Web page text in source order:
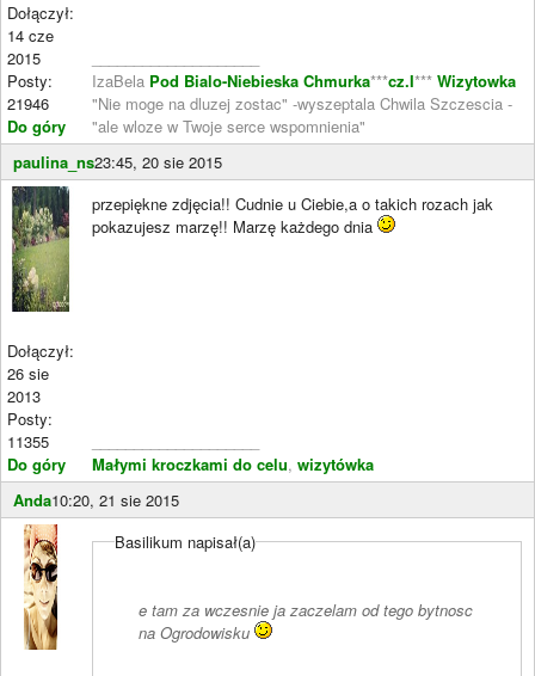
Dołączył:
14 cze
2015
Posty:
21946
Do góry
IzaBela Pod Bialo-Niebieska Chmurka***cz.I*** Wizytowka
"Nie moge na dluzej zostac" -wyszeptala Chwila Szczescia -
"ale wloze w Twoje serce wspomnienia"
paulina_ns23:45, 20 sie 2015
Dołączył:
26 sie
2013
Posty:
11355
Do góry
przepiękne zdjęcia!! Cudnie u Ciebie,a o takich rozach jak
pokazujesz marzę!! Marzę każdego dnia
Małymi kroczkami do celu, wizytówka
Anda10:20, 21 sie 2015
Basilikum napisał(a)
e tam za wczesnie ja zaczelam od tego bytnosc
na Ogrodowisku